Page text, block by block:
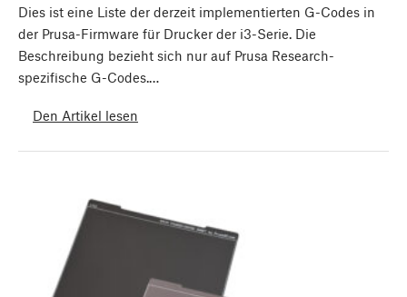
Dies ist eine Liste der derzeit implementierten G-Codes in
der Prusa-Firmware für Drucker der i3-Serie. Die
Beschreibung bezieht sich nur auf Prusa Research-
spezifische G-Codes.…
Den Artikel lesen